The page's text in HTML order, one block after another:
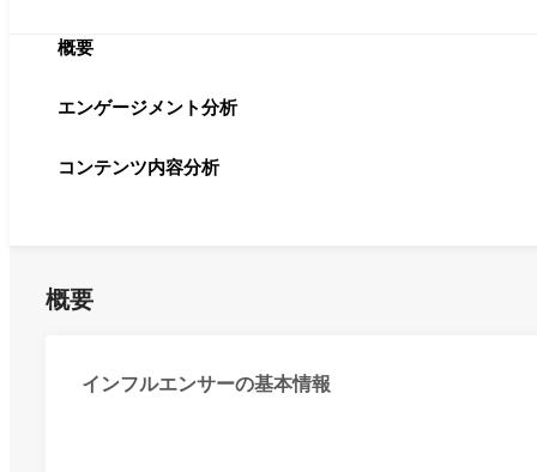
概要
エンゲージメント分析
コンテンツ内容分析
概要
インフルエンサーの基本情報